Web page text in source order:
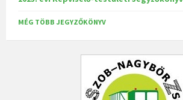
MÉG TÖBB JEGYZŐKÖNYV